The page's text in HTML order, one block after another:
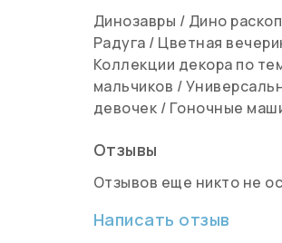
Динозавры / Дино
Радуга / Цветная
Коллекции декора по
мальчиков /
девочек / Гоночные
Отзывы
Отзывов еще никто не
Написать отзыв